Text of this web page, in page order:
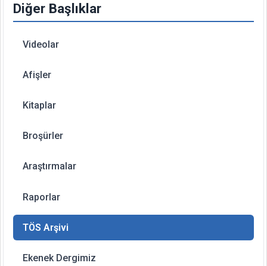
Diğer Başlıklar
Videolar
Afişler
Kitaplar
Broşürler
Araştırmalar
Raporlar
TÖS Arşivi
Ekenek Dergimiz